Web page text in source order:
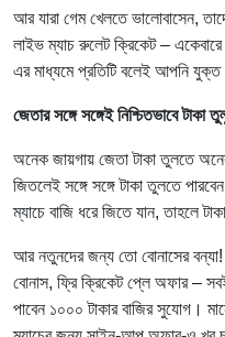
আর যারা গেম খেলতে ভালোবাসেন,
লাইভ ম্যাচ রুলেট ক্রিকেট –
এর মাধ্যমে প্রতিটি বলেই আপনি যুক্ত
জেতার সঙ্গে সঙ্গেই নিশ্চিতভাবে টাকা
অনেক জায়গায় জেতা টাকা তুলতে
জিতলেই সঙ্গে সঙ্গে টাকা তুলতে
ম্যাচে বাজি ধরে জিতে যান, তাহলে
আর নতুনদের জন্য তো বোনাসের বন্যা!
বোনাস, ফ্রি ক্রিকেট প্লে অফার –
পাবেন ১০০০ টাকার বাজির সুযোগ।